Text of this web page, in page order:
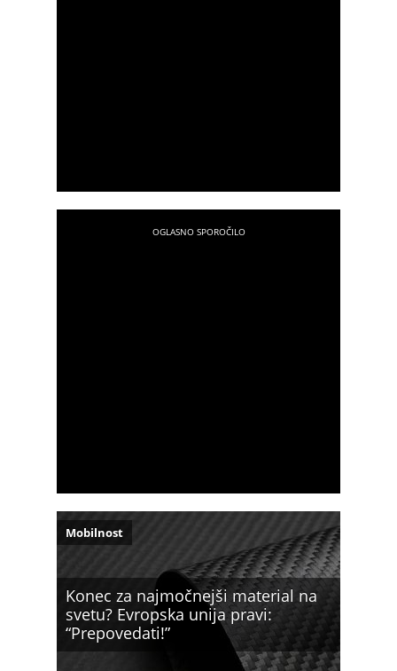
Konec za najmočnejši material na
svetu? Evropska unija pravi:
“Prepovedati!”
Mobilnost